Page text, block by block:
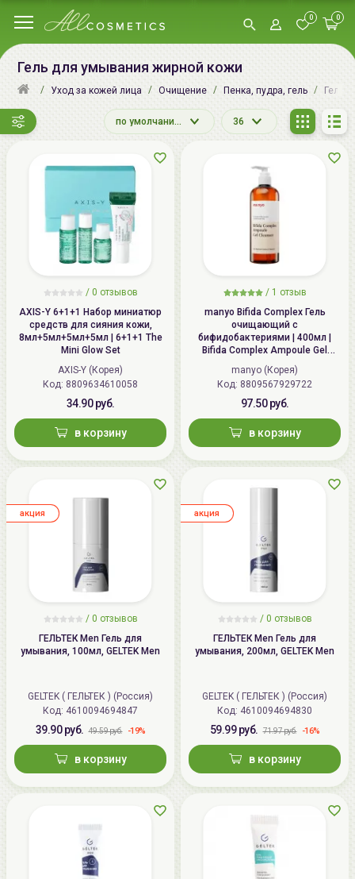
0 0
Гель для умывания жирной кожи
Уход за кожей лица Очищение Пенка, пудра, гель Гели
по умолчанию 36
/ 0 отзывов
AXIS-Y 6+1+1 Набор миниатюр
средств для сияния кожи,
8мл+5мл+5мл+5мл | 6+1+1 The
Mini Glow Set
AXIS-Y (Корея)
Код: 8809634610058
34.90 руб.
в корзину
/ 1 отзыв
manyo Bifida Complex Гель
очищающий с
бифидобактериями | 400мл |
Bifida Complex Ampoule Gel
Cleanser
manyo (Корея)
Код: 8809567929722
97.50 руб.
в корзину
/ 0 отзывов
ГЕЛЬТЕК Men Гель для
умывания, 100мл, GELTEK Men
GELTEK ( ГЕЛЬТЕК ) (Россия)
Код: 4610094694847
39.90 руб. 49.59 руб. -19%
в корзину
aкция
/ 0 отзывов
ГЕЛЬТЕК Men Гель для
умывания, 200мл, GELTEK Men
GELTEK ( ГЕЛЬТЕК ) (Россия)
Код: 4610094694830
59.99 руб. 71.97 руб. -16%
в корзину
aкция